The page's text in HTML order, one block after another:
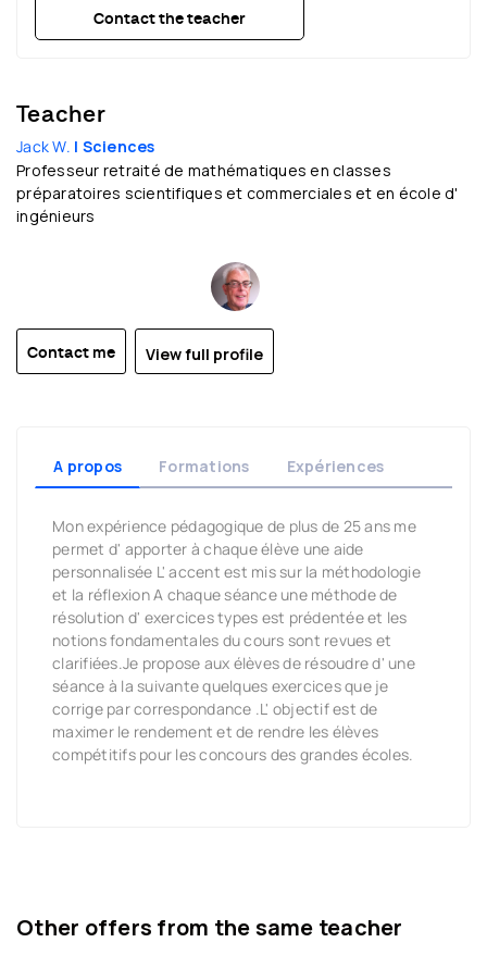
Contact the teacher
Teacher
Jack W. | Sciences
Professeur retraité de mathématiques en classes
préparatoires scientifiques et commerciales et en école d'
ingénieurs
Contact me View full profile
A propos Formations Expériences
Mon expérience pédagogique de plus de 25 ans me
permet d' apporter à chaque élève une aide
personnalisée L' accent est mis sur la méthodologie
et la réflexion A chaque séance une méthode de
résolution d' exercices types est prédentée et les
notions fondamentales du cours sont revues et
clarifiées.Je propose aux élèves de résoudre d' une
séance à la suivante quelques exercices que je
corrige par correspondance .L' objectif est de
maximer le rendement et de rendre les élèves
compétitifs pour les concours des grandes écoles.
Other offers from the same teacher